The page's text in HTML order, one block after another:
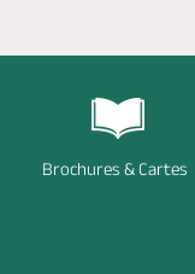
Brochures & Cartes